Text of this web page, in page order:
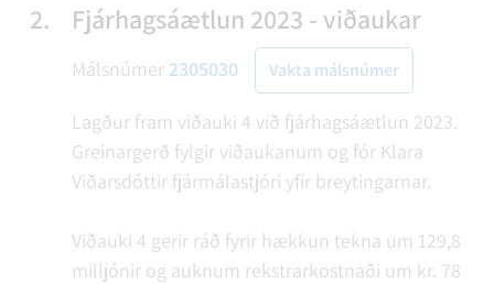
2. Fjárhagsáætlun 2023 - viðaukar
Málsnúmer 2305030 Vakta málsnúmer
Lagður fram viðauki 4 við fjárhagsáætlun 2023.
Greinargerð fylgir viðaukanum og fór Klara
Viðarsdóttir fjármálastjóri yfir breytingarnar.
Viðauki 4 gerir ráð fyrir hækkun tekna um 129,8
milljónir og auknum rekstrarkostnaði um kr. 78